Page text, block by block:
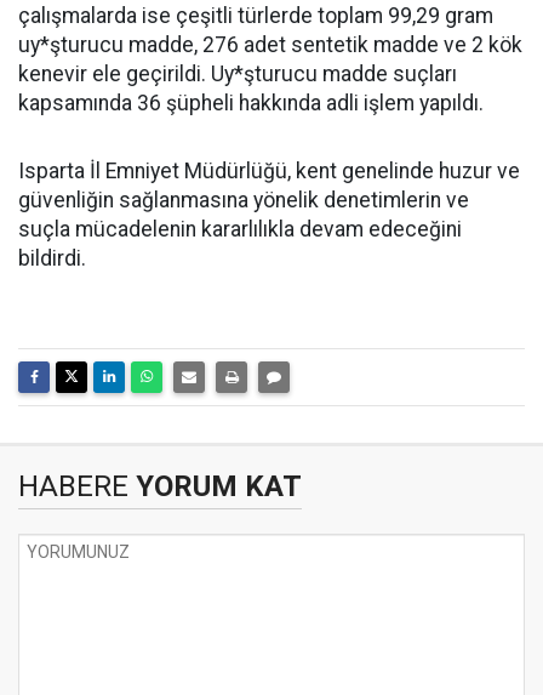
çalışmalarda ise çeşitli türlerde toplam 99,29 gram
uy*şturucu madde, 276 adet sentetik madde ve 2 kök
kenevir ele geçirildi. Uy*şturucu madde suçları
kapsamında 36 şüpheli hakkında adli işlem yapıldı.
Isparta İl Emniyet Müdürlüğü, kent genelinde huzur ve
güvenliğin sağlanmasına yönelik denetimlerin ve
suçla mücadelenin kararlılıkla devam edeceğini
bildirdi.
HABERE YORUM KAT